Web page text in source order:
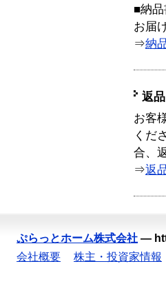
■納
お届
⇒納
返
お客
くだ
合、
⇒返
ぷらっとホーム株式会社 —
会社概要
株主・投資家情報